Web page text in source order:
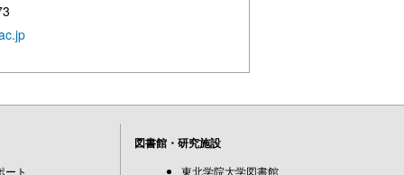
ート
図書館・研究施設
東北学院大学図書館